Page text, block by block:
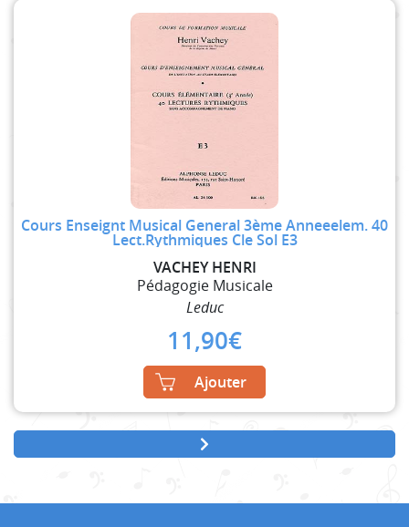
Cours Enseignt Musical General 3ème Anneeelem. 40
Lect.Rythmiques Cle Sol E3
VACHEY HENRI
Pédagogie Musicale
Leduc
11,90€
Ajouter